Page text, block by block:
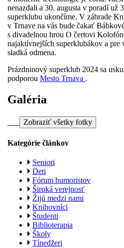
nenazdali a 30. augusta v poradí už
superklubu ukončíme. V záhrade
v Trnave na vás bude čakať
s divadelnou hrou O čertovi
najaktívnejších superklubákov a pre
sladká odmena.
Prázdninový superklub 2024 sa
podporou Mesto Trnava .
Galéria
Zobraziť všetky fotky
Kategórie článkov
Seniori
Deti
Fórum humoristov
Široká verejnosť
Žijú medzi nami
Knihovníci
Študenti
Biblioterapia
Školy
Tínedžeri